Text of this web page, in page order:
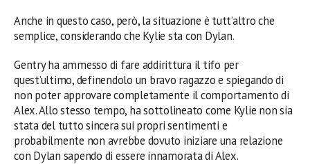
Anche in questo caso, però, la situazione è tutt’altro che
semplice, considerando che Kylie sta con Dylan.
Gentry ha ammesso di fare addirittura il tifo per
quest’ultimo, definendolo un bravo ragazzo e spiegando di
non poter approvare completamente il comportamento di
Alex. Allo stesso tempo, ha sottolineato come Kylie non sia
stata del tutto sincera sui propri sentimenti e
probabilmente non avrebbe dovuto iniziare una relazione
con Dylan sapendo di essere innamorata di Alex.